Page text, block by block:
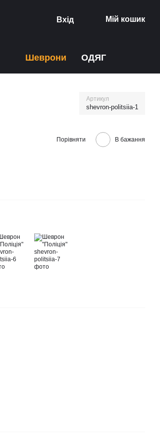
Вхід Мій кошик
Шеврони ОДЯГ
Артикул
shevron-politsiia-1
Порівняти В бажання